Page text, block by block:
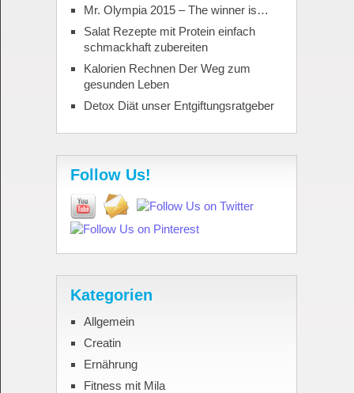
Mr. Olympia 2015 – The winner is…
Salat Rezepte mit Protein einfach
schmackhaft zubereiten
Kalorien Rechnen Der Weg zum
gesunden Leben
Detox Diät unser Entgiftungsratgeber
Follow Us!
Kategorien
Allgemein
Creatin
Ernährung
Fitness mit Mila